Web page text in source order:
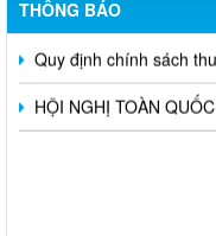
THÔNG BÁO
HỘI NGHỊ TOÀN QUỐC